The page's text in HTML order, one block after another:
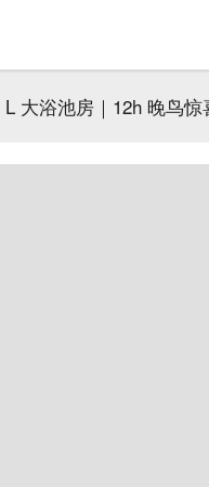
L 大浴池房｜12h 晚鸟惊